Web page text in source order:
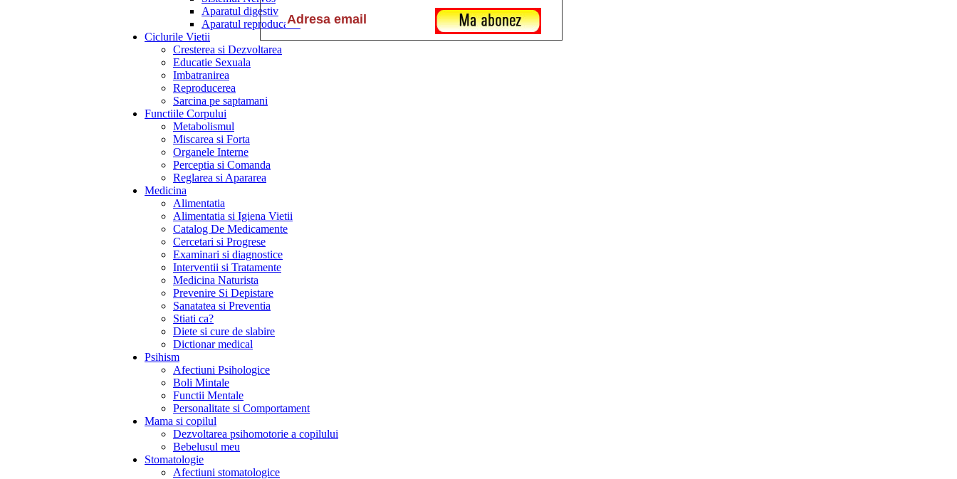
Aparatul digestiv
Aparatul reproducator
Ciclurile Vietii
Cresterea si Dezvoltarea
Educatie Sexuala
Imbatranirea
Reproducerea
Sarcina pe saptamani
Functiile Corpului
Metabolismul
Miscarea si Forta
Organele Interne
Perceptia si Comanda
Reglarea si Apararea
Medicina
Alimentatia
Alimentatia si Igiena Vietii
Catalog De Medicamente
Cercetari si Progrese
Examinari si diagnostice
Interventii si Tratamente
Medicina Naturista
Prevenire Si Depistare
Sanatatea si Preventia
Stiati ca?
Diete si cure de slabire
Dictionar medical
Psihism
Afectiuni Psihologice
Boli Mintale
Functii Mentale
Personalitate si Comportament
Mama si copilul
Dezvoltarea psihomotorie a copilului
Bebelusul meu
Stomatologie
Afectiuni stomatologice